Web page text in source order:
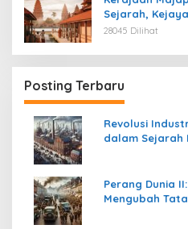
Sejarah,
28045 Dilihat
Posting Terbaru
Revolusi
dalam Sejarah
Perang Dunia
Mengubah